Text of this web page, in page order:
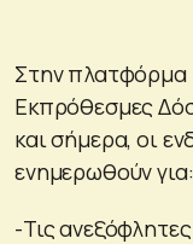
Στην πλατφόρμα
Εκπρόθεσμες
και σήμερα, οι
ενημερωθούν για:
-Τις